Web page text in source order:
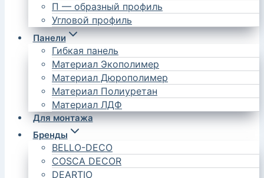
П — образный профиль
Угловой профиль
Панели
Гибкая панель
Материал Экополимер
Материал Дюрополимер
Материал Полиуретан
Материал ЛДФ
Для монтажа
Бренды
BELLO-DECO
COSCA DECOR
DEARTIO